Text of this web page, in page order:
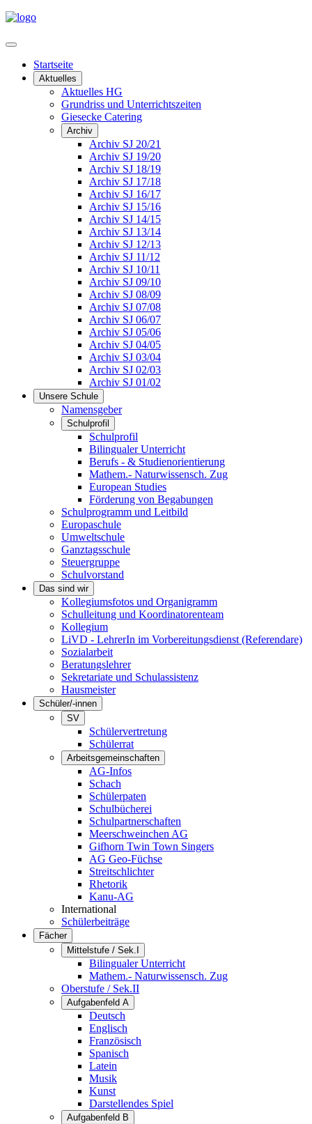
Startseite
Aktuelles
Aktuelles HG
Grundriss und Unterrichtszeiten
Giesecke Catering
Archiv
Archiv SJ 20/21
Archiv SJ 19/20
Archiv SJ 18/19
Archiv SJ 17/18
Archiv SJ 16/17
Archiv SJ 15/16
Archiv SJ 14/15
Archiv SJ 13/14
Archiv SJ 12/13
Archiv SJ 11/12
Archiv SJ 10/11
Archiv SJ 09/10
Archiv SJ 08/09
Archiv SJ 07/08
Archiv SJ 06/07
Archiv SJ 05/06
Archiv SJ 04/05
Archiv SJ 03/04
Archiv SJ 02/03
Archiv SJ 01/02
Unsere Schule
Namensgeber
Schulprofil
Schulprofil
Bilingualer Unterricht
Berufs - & Studienorientierung
Mathem.- Naturwissensch. Zug
European Studies
Förderung von Begabungen
Schulprogramm und Leitbild
Europaschule
Umweltschule
Ganztagsschule
Steuergruppe
Schulvorstand
Das sind wir
Kollegiumsfotos und Organigramm
Schulleitung und Koordinatorenteam
Kollegium
LiVD - LehrerIn im Vorbereitungsdienst (Referendare)
Sozialarbeit
Beratungslehrer
Sekretariate und Schulassistenz
Hausmeister
Schüler/-innen
SV
Schülervertretung
Schülerrat
Arbeitsgemeinschaften
AG-Infos
Schach
Schülerpaten
Schulbücherei
Schulpartnerschaften
Meerschweinchen AG
Gifhorn Twin Town Singers
AG Geo-Füchse
Streitschlichter
Rhetorik
Kanu-AG
International
Schülerbeiträge
Fächer
Mittelstufe / Sek.I
Bilingualer Unterricht
Mathem.- Naturwissensch. Zug
Oberstufe / Sek.II
Aufgabenfeld A
Deutsch
Englisch
Französisch
Spanisch
Latein
Musik
Kunst
Darstellendes Spiel
Aufgabenfeld B